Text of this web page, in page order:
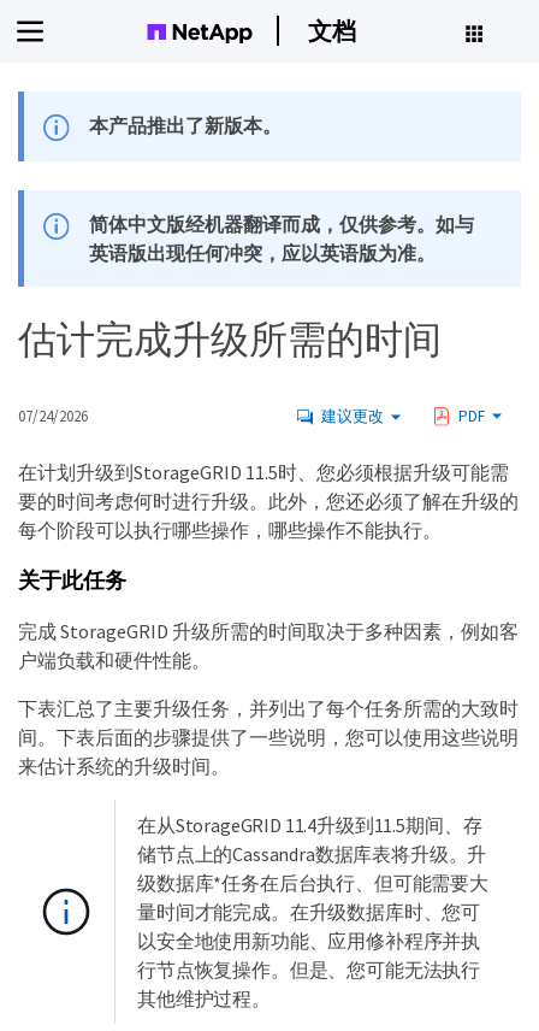
文档
本产品推出了新版本。
简体中文版经机器翻译而成，仅供参考。如与
英语版出现任何冲突，应以英语版为准。
估计完成升级所需的时间
07/24/2026 建议更改 PDF
在计划升级到StorageGRID 11.5时、您必须根据升级可能需
要的时间考虑何时进行升级。此外，您还必须了解在升级的
每个阶段可以执行哪些操作，哪些操作不能执行。
关于此任务
完成 StorageGRID 升级所需的时间取决于多种因素，例如客
户端负载和硬件性能。
下表汇总了主要升级任务，并列出了每个任务所需的大致时
间。下表后面的步骤提供了一些说明，您可以使用这些说明
来估计系统的升级时间。
在从StorageGRID 11.4升级到11.5期间、存
储节点上的Cassandra数据库表将升级。升
级数据库*任务在后台执行、但可能需要大
量时间才能完成。在升级数据库时、您可
以安全地使用新功能、应用修补程序并执
行节点恢复操作。但是、您可能无法执行
其他维护过程。